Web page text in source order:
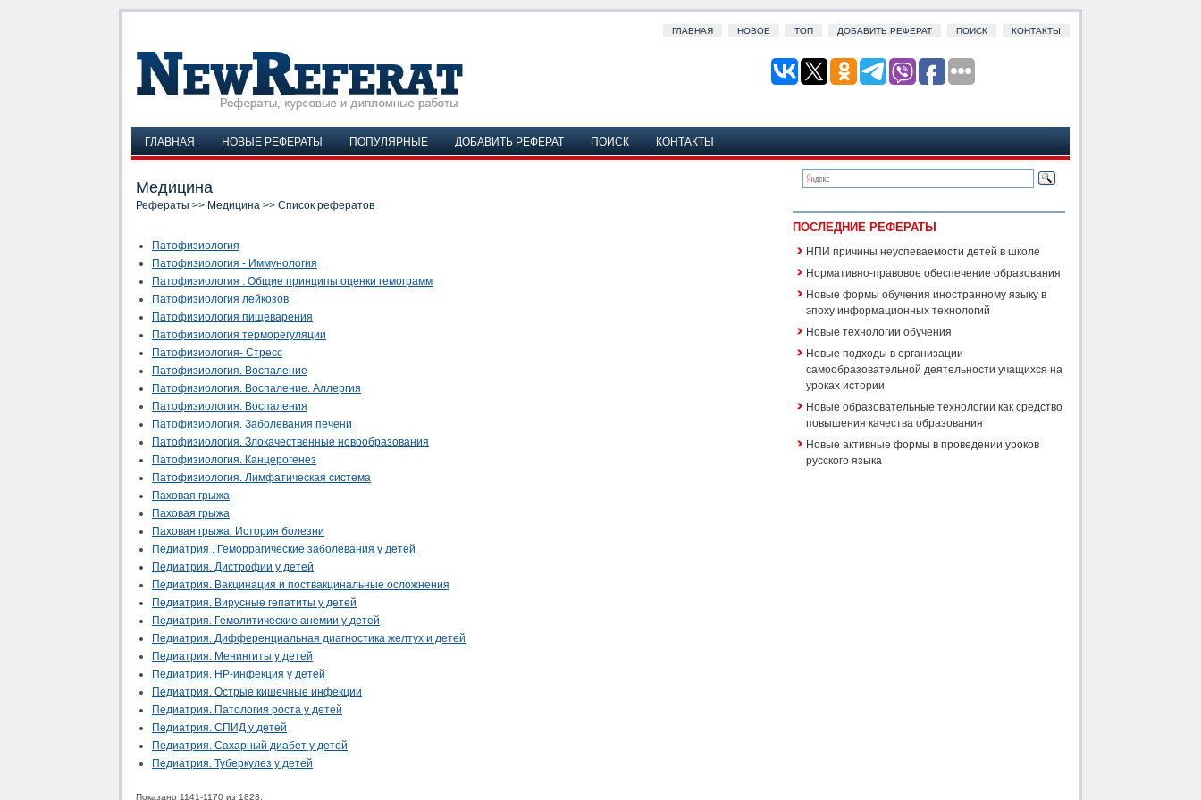
ГЛАВНАЯ НОВОЕ ТОП ДОБАВИТЬ РЕФЕРАТ ПОИСК КОНТАКТЫ
ГЛАВНАЯ НОВЫЕ РЕФЕРАТЫ ПОПУЛЯРНЫЕ ДОБАВИТЬ РЕФЕРАТ ПОИСК КОНТАКТЫ
Медицина
Рефераты >> Медицина >> Список рефератов
Патофизиология
Патофизиология - Иммунология
Патофизиология . Общие принципы оценки гемограмм
Патофизиология лейкозов
Патофизиология пищеварения
Патофизиология терморегуляции
Патофизиология- Стресс
Патофизиология. Воспаление
Патофизиология. Воспаление. Аллергия
Патофизиология. Воспаления
Патофизиология. Заболевания печени
Патофизиология. Злокачественные новообразования
Патофизиология. Канцерогенез
Патофизиология. Лимфатическая система
Паховая грыжа
Паховая грыжа
Паховая грыжа. История болезни
Педиатрия . Геморрагические заболевания у детей
Педиатрия. Дистрофии у детей
Педиатрия. Вакцинация и поствакцинальные осложнения
Педиатрия. Вирусные гепатиты у детей
Педиатрия. Гемолитические анемии у детей
Педиатрия. Дифференциальная диагностика желтух и детей
Педиатрия. Менингиты у детей
Педиатрия. НР-инфекция у детей
Педиатрия. Острые кишечные инфекции
Педиатрия. Патология роста у детей
Педиатрия. СПИД у детей
Педиатрия. Сахарный диабет у детей
Педиатрия. Туберкулез у детей
Показано 1141-1170 из 1823.
ПОСЛЕДНИЕ РЕФЕРАТЫ
НПИ причины неуспеваемости детей в школе
Нормативно-правовое обеспечение образования
Новые формы обучения иностранному языку в
эпоху информационных технологий
Новые технологии обучения
Новые подходы в организации
самообразовательной деятельности учащихся на
уроках истории
Новые образовательные технологии как средство
повышения качества образования
Новые активные формы в проведении уроков
русского языка